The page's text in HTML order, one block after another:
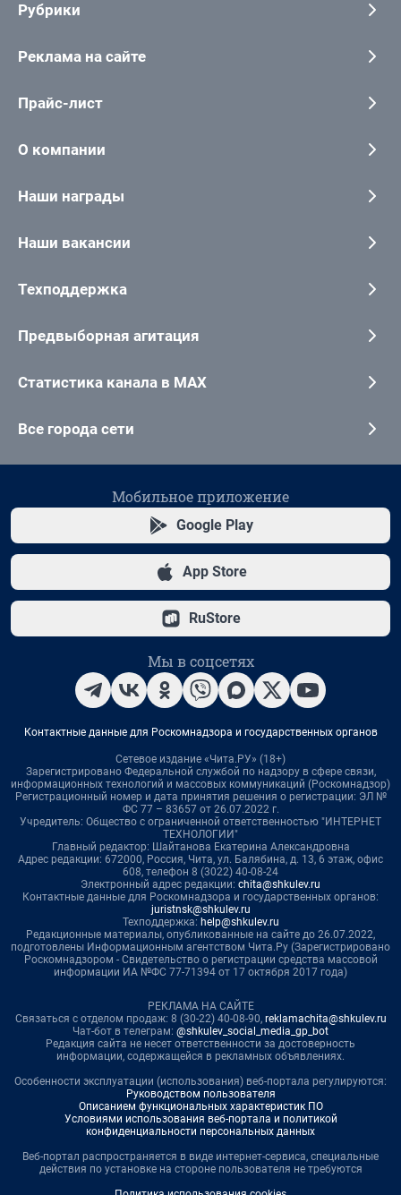
Рубрики
Реклама на сайте
Прайс-лист
О компании
Наши награды
Наши вакансии
Техподдержка
Предвыборная агитация
Статистика канала в MAX
Все города сети
Мобильное приложение
Google Play
App Store
RuStore
Мы в соцсетях
Контактные данные для Роскомнадзора и государственных органов
Сетевое издание «Чита.РУ» (18+)
Зарегистрировано Федеральной службой по надзору в сфере связи,
информационных технологий и массовых коммуникаций (Роскомнадзор)
Регистрационный номер и дата принятия решения о регистрации: ЭЛ №
ФС 77 – 83657 от 26.07.2022 г.
Учредитель: Общество с ограниченной ответственностью "ИНТЕРНЕТ
ТЕХНОЛОГИИ"
Главный редактор: Шайтанова Екатерина Александровна
Адрес редакции: 672000, Россия, Чита, ул. Балябина, д. 13, 6 этаж, офис
608, телефон 8 (3022) 40-08-24
Электронный адрес редакции: chita@shkulev.ru
Контактные данные для Роскомнадзора и государственных органов:
juristnsk@shkulev.ru
Техподдержка: help@shkulev.ru
Редакционные материалы, опубликованные на сайте до 26.07.2022,
подготовлены Информационным агентством Чита.Ру (Зарегистрировано
Роскомнадзором - Свидетельство о регистрации средства массовой
информации ИА №ФС 77-71394 от 17 октября 2017 года)
РЕКЛАМА НА САЙТЕ
Связаться с отделом продаж: 8 (30-22) 40-08-90, reklamachita@shkulev.ru
Чат-бот в телеграм: @shkulev_social_media_gp_bot
Редакция сайта не несет ответственности за достоверность
информации, содержащейся в рекламных объявлениях.
Особенности эксплуатации (использования) веб-портала регулируются:
Руководством пользователя
Описанием функциональных характеристик ПО
Условиями использования веб-портала и политикой
конфиденциальности персональных данных
Веб-портал распространяется в виде интернет-сервиса, специальные
действия по установке на стороне пользователя не требуются